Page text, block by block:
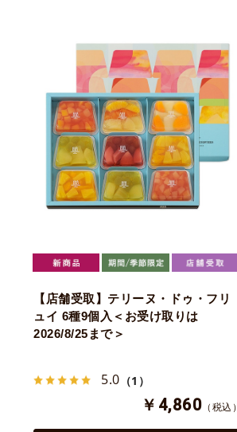
【店舗受取】テリーヌ・ドゥ・フリ
ュイ 6種9個入＜お受け取りは
2026/8/25まで＞
5.0 （1）
￥4,860 （税込）